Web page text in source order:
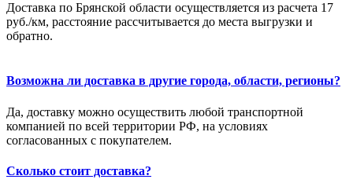
Доставка по Брянской области осуществляется из расчета 17
руб./км, расстояние рассчитывается до места выгрузки и
обратно.
Возможна ли доставка в другие города, области, регионы?
Да, доставку можно осуществить любой транспортной
компанией по всей территории РФ, на условиях
согласованных с покупателем.
Сколько стоит доставка?